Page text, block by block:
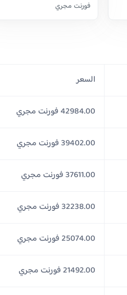
فورنت مجري
السعر
42984.00 فورنت مجري
39402.00 فورنت مجري
37611.00 فورنت مجري
32238.00 فورنت مجري
25074.00 فورنت مجري
21492.00 فورنت مجري